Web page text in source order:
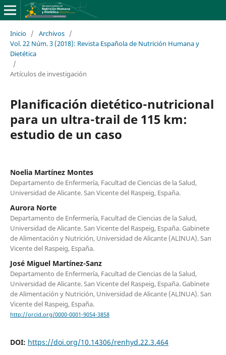
Inicio / Archivos /
Vol. 22 Núm. 3 (2018): Revista Española de Nutrición Humana y
Dietética
/
Artículos de investigación
Planificación dietético-nutricional
para un ultra-trail de 115 km:
estudio de un caso
Noelia Martínez Montes
Departamento de Enfermería, Facultad de Ciencias de la Salud,
Universidad de Alicante. San Vicente del Raspeig, España.
Aurora Norte
Departamento de Enfermería, Facultad de Ciencias de la Salud,
Universidad de Alicante. San Vicente del Raspeig, España. Gabinete
de Alimentación y Nutrición, Universidad de Alicante (ALINUA). San
Vicente del Raspeig, España.
José Miguel Martínez-Sanz
Departamento de Enfermería, Facultad de Ciencias de la Salud,
Universidad de Alicante. San Vicente del Raspeig, España. Gabinete
de Alimentación y Nutrición, Universidad de Alicante (ALINUA). San
Vicente del Raspeig, España.
http://orcid.org/0000-0001-9054-3858
DOI: https://doi.org/10.14306/renhyd.22.3.464